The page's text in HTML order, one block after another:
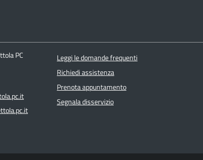
PC
Leggi le domande frequenti
Richiedi assistenza
Prenota appuntamento
Segnala disservizio